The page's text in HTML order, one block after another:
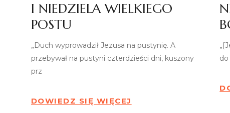
I NIEDZIELA WIELKIEGO
POSTU
„Duch wyprowadził Jezusa na pustynię. A
przebywał na pustyni czterdzieści dni, kuszony
prz
DOWIEDZ SIĘ WIĘCEJ